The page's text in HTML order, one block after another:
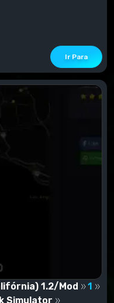
Ir Para
1.2/Mod
1
Simulator